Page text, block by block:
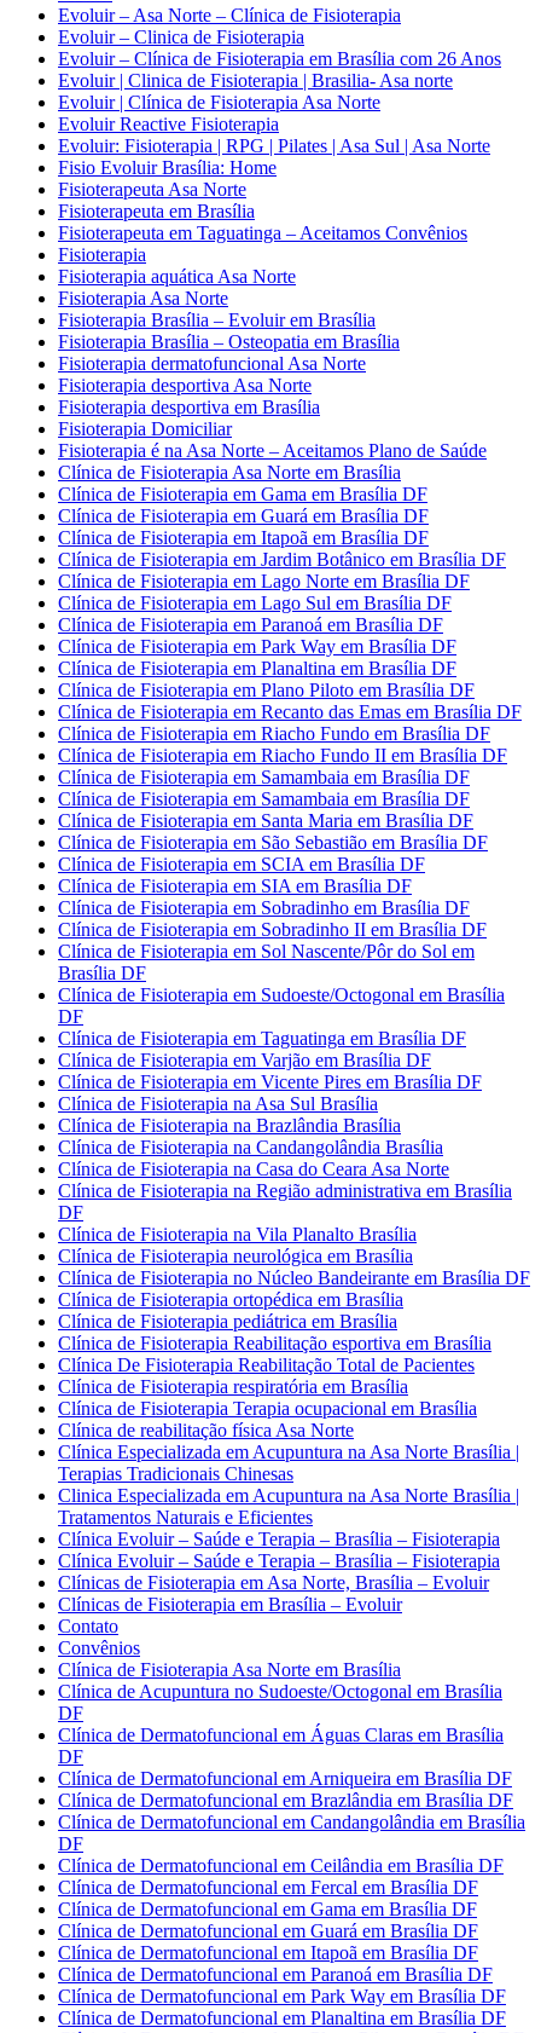
Evoluir – Asa Norte – Clínica de Fisioterapia
Evoluir – Clinica de Fisioterapia
Evoluir – Clínica de Fisioterapia em Brasília com 26 Anos
Evoluir | Clinica de Fisioterapia | Brasilia- Asa norte
Evoluir | Clínica de Fisioterapia Asa Norte
Evoluir Reactive Fisioterapia
Evoluir: Fisioterapia | RPG | Pilates | Asa Sul | Asa Norte
Fisio Evoluir Brasília: Home
Fisioterapeuta Asa Norte
Fisioterapeuta em Brasília
Fisioterapeuta em Taguatinga – Aceitamos Convênios
Fisioterapia
Fisioterapia aquática Asa Norte
Fisioterapia Asa Norte
Fisioterapia Brasília – Evoluir em Brasília
Fisioterapia Brasília – Osteopatia em Brasília
Fisioterapia dermatofuncional Asa Norte
Fisioterapia desportiva Asa Norte
Fisioterapia desportiva em Brasília
Fisioterapia Domiciliar
Fisioterapia é na Asa Norte – Aceitamos Plano de Saúde
Clínica de Fisioterapia Asa Norte em Brasília
Clínica de Fisioterapia em Gama em Brasília DF
Clínica de Fisioterapia em Guará em Brasília DF
Clínica de Fisioterapia em Itapoã em Brasília DF
Clínica de Fisioterapia em Jardim Botânico em Brasília DF
Clínica de Fisioterapia em Lago Norte em Brasília DF
Clínica de Fisioterapia em Lago Sul em Brasília DF
Clínica de Fisioterapia em Paranoá em Brasília DF
Clínica de Fisioterapia em Park Way em Brasília DF
Clínica de Fisioterapia em Planaltina em Brasília DF
Clínica de Fisioterapia em Plano Piloto em Brasília DF
Clínica de Fisioterapia em Recanto das Emas em Brasília DF
Clínica de Fisioterapia em Riacho Fundo em Brasília DF
Clínica de Fisioterapia em Riacho Fundo II em Brasília DF
Clínica de Fisioterapia em Samambaia em Brasília DF
Clínica de Fisioterapia em Samambaia em Brasília DF
Clínica de Fisioterapia em Santa Maria em Brasília DF
Clínica de Fisioterapia em São Sebastião em Brasília DF
Clínica de Fisioterapia em SCIA em Brasília DF
Clínica de Fisioterapia em SIA em Brasília DF
Clínica de Fisioterapia em Sobradinho em Brasília DF
Clínica de Fisioterapia em Sobradinho II em Brasília DF
Clínica de Fisioterapia em Sol Nascente/Pôr do Sol em
Brasília DF
Clínica de Fisioterapia em Sudoeste/Octogonal em Brasília
DF
Clínica de Fisioterapia em Taguatinga em Brasília DF
Clínica de Fisioterapia em Varjão em Brasília DF
Clínica de Fisioterapia em Vicente Pires em Brasília DF
Clínica de Fisioterapia na Asa Sul Brasília
Clínica de Fisioterapia na Brazlândia Brasília
Clínica de Fisioterapia na Candangolândia Brasília
Clínica de Fisioterapia na Casa do Ceara Asa Norte
Clínica de Fisioterapia na Região administrativa em Brasília
DF
Clínica de Fisioterapia na Vila Planalto Brasília
Clínica de Fisioterapia neurológica em Brasília
Clínica de Fisioterapia no Núcleo Bandeirante em Brasília DF
Clínica de Fisioterapia ortopédica em Brasília
Clínica de Fisioterapia pediátrica em Brasília
Clínica de Fisioterapia Reabilitação esportiva em Brasília
Clínica De Fisioterapia Reabilitação Total de Pacientes
Clínica de Fisioterapia respiratória em Brasília
Clínica de Fisioterapia Terapia ocupacional em Brasília
Clínica de reabilitação física Asa Norte
Clínica Especializada em Acupuntura na Asa Norte Brasília |
Terapias Tradicionais Chinesas
Clinica Especializada em Acupuntura na Asa Norte Brasília |
Tratamentos Naturais e Eficientes
Clínica Evoluir – Saúde e Terapia – Brasília – Fisioterapia
Clínica Evoluir – Saúde e Terapia – Brasília – Fisioterapia
Clínicas de Fisioterapia em Asa Norte, Brasília – Evoluir
Clínicas de Fisioterapia em Brasília – Evoluir
Contato
Convênios
Clínica de Fisioterapia Asa Norte em Brasília
Clínica de Acupuntura no Sudoeste/Octogonal em Brasília
DF
Clínica de Dermatofuncional em Águas Claras em Brasília
DF
Clínica de Dermatofuncional em Arniqueira em Brasília DF
Clínica de Dermatofuncional em Brazlândia em Brasília DF
Clínica de Dermatofuncional em Candangolândia em Brasília
DF
Clínica de Dermatofuncional em Ceilândia em Brasília DF
Clínica de Dermatofuncional em Fercal em Brasília DF
Clínica de Dermatofuncional em Gama em Brasília DF
Clínica de Dermatofuncional em Guará em Brasília DF
Clínica de Dermatofuncional em Itapoã em Brasília DF
Clínica de Dermatofuncional em Paranoá em Brasília DF
Clínica de Dermatofuncional em Park Way em Brasília DF
Clínica de Dermatofuncional em Planaltina em Brasília DF